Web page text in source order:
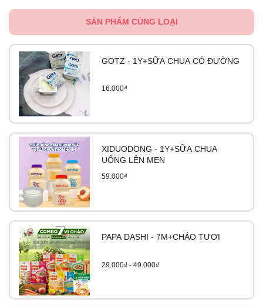
SẢN PHẨM CÙNG LOẠI
GOTZ - 1Y+SỮA CHUA CÓ ĐƯỜNG
16.000₫
XIDUODONG - 1Y+SỮA CHUA
UỐNG LÊN MEN
59.000₫
PAPA DASHI - 7M+CHÁO TƯƠI
29.000₫ - 49.000₫